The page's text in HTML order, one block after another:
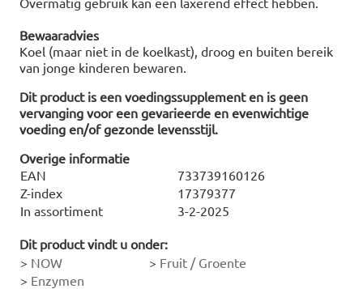
Bewaaradvies
Koel (maar niet in de koelkast), droog en buiten bereik
van jonge kinderen bewaren.
Dit product is een voedingssupplement en is geen
vervanging voor een gevarieerde en evenwichtige
voeding en/of gezonde levensstijl.
Overige informatie
EAN
733739160126
Z-index
17379377
In assortiment
3-2-2025
Dit product vindt u onder:
> NOW > Fruit / Groente
> Enzymen